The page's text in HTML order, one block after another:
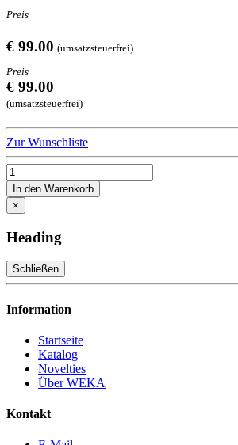
Preis
€ 99.00 (umsatzsteuerfrei)
Preis
€ 99.00
(umsatzsteuerfrei)
Zur Wunschliste
In den Warenkorb
×
Heading
Schließen
Information
Startseite
Katalog
Novelties
Über WEKA
Kontakt